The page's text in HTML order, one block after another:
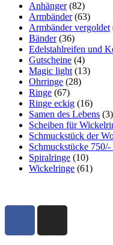
Anhänger (82)
Armbänder (63)
Armbänder vergoldet
Bänder (36)
Edelstahlreifen und
Gutscheine (4)
Magic light (13)
Ohrringe (28)
Ringe (67)
Ringe eckig (16)
Samen des Lebens (3)
Scheiben für
Schmuckstück der
Schmuckstücke
Spiralringe (10)
Wickelringe (61)